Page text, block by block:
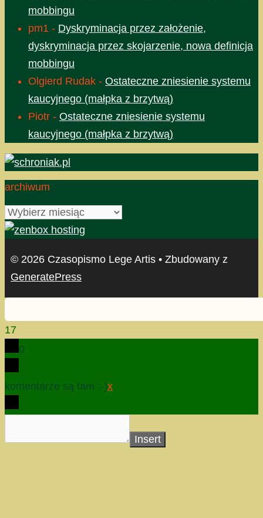
mobbingu
pm1 - Dyskryminacja przez założenie,
dyskryminacja przez skojarzenie, nowa definicja
mobbingu
Olgierd Rudak - Ostateczne zniesienie systemu
kaucyjnego (małpka z brzytwą)
Piotr - Ostateczne zniesienie systemu
kaucyjnego (małpka z brzytwą)
archiwum
archiwum
© 2026 Czasopismo Lege Artis • Zbudowany z
GeneratePress
17
0
komentarze są tam :-)x
Insert